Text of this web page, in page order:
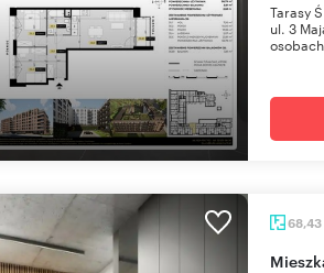
Tarasy
ul. 3
68,43